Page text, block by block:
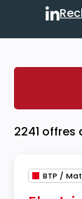
2241 offres